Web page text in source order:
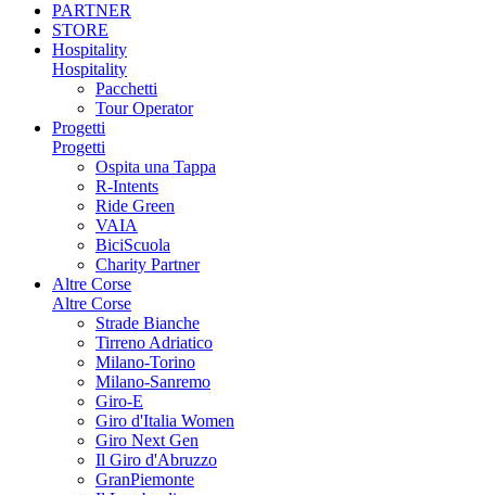
PARTNER
STORE
Hospitality
Hospitality
Pacchetti
Tour Operator
Progetti
Progetti
Ospita una Tappa
R-Intents
Ride Green
VAIA
BiciScuola
Charity Partner
Altre Corse
Altre Corse
Strade Bianche
Tirreno Adriatico
Milano-Torino
Milano-Sanremo
Giro-E
Giro d'Italia Women
Giro Next Gen
Il Giro d'Abruzzo
GranPiemonte